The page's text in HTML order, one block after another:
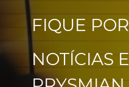
Produtos
Pessoas e Carreiras
FIQUE
NOTÍCIAS